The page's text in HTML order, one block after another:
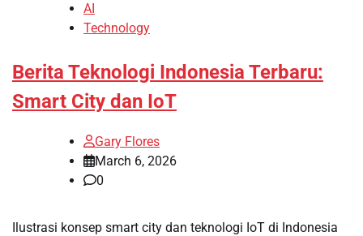
AI
Technology
Berita Teknologi Indonesia Terbaru:
Smart City dan IoT
Gary Flores
March 6, 2026
0
Ilustrasi konsep smart city dan teknologi IoT di Indonesia